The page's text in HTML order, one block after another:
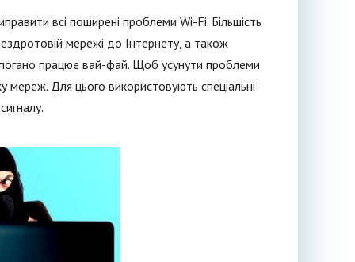
всі поширені проблеми Wi-Fi. Більшість
мережі до Інтернету, а також
працює вай-фай. Щоб усунути проблеми
мереж. Для цього використовують спеціальні